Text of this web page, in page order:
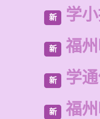
新 学
新 福
新 学
新 福